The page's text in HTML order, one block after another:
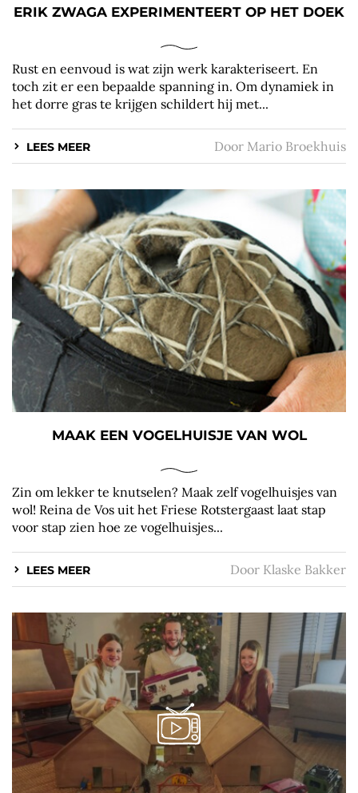
ERIK ZWAGA EXPERIMENTEERT OP HET DOEK
Rust en eenvoud is wat zijn werk karakteriseert. En
toch zit er een bepaalde spanning in. Om dynamiek in
het dorre gras te krijgen schildert hij met...
LEES MEER Door Mario Broekhuis
MAAK EEN VOGELHUISJE VAN WOL
Zin om lekker te knutselen? Maak zelf vogelhuisjes van
wol! Reina de Vos uit het Friese Rotstergaast laat stap
voor stap zien hoe ze vogelhuisjes...
LEES MEER Door Klaske Bakker